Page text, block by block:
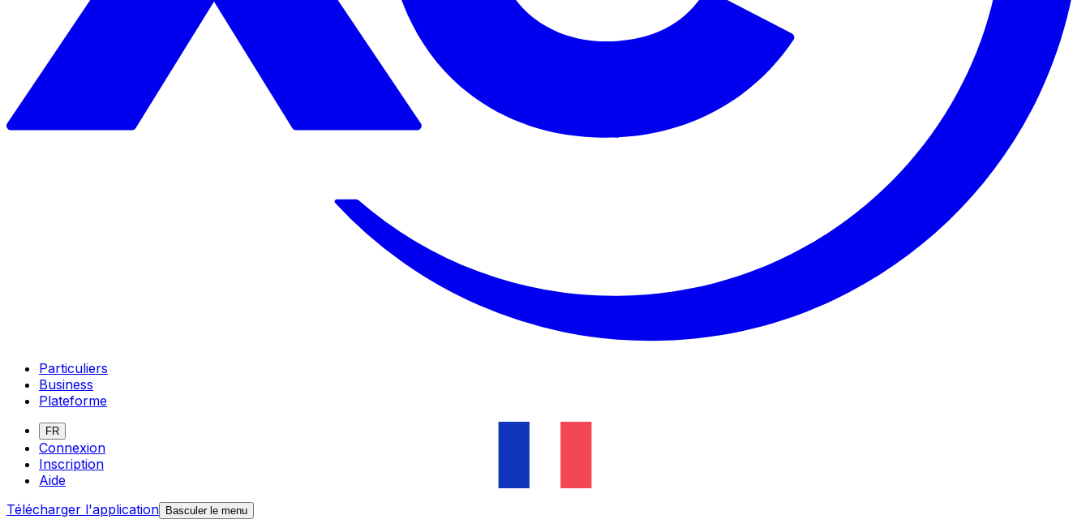
Particuliers
Business
Plateforme
FR
Connexion
Inscription
Aide
Télécharger l'application Basculer le menu